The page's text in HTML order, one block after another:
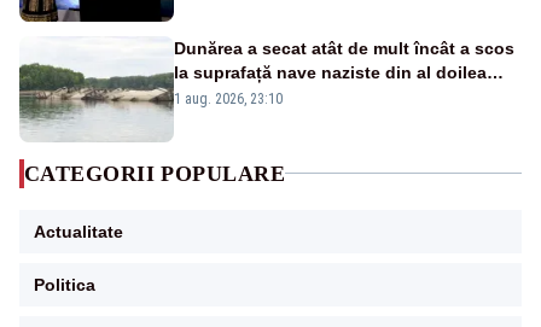
Dunărea a secat atât de mult încât a scos
la suprafață nave naziste din al doilea
război mondial
1 aug. 2026, 23:10
CATEGORII POPULARE
Actualitate
Politica